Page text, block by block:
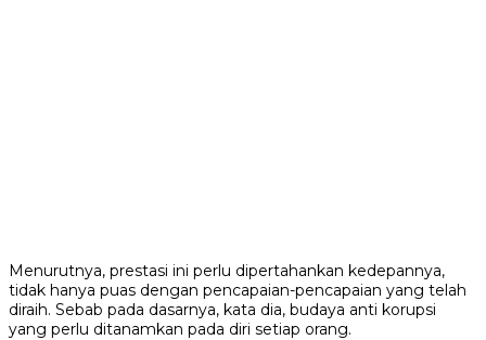
Menurutnya, prestasi ini perlu dipertahankan kedepannya,
tidak hanya puas dengan pencapaian-pencapaian yang telah
diraih. Sebab pada dasarnya, kata dia, budaya anti korupsi
yang perlu ditanamkan pada diri setiap orang.